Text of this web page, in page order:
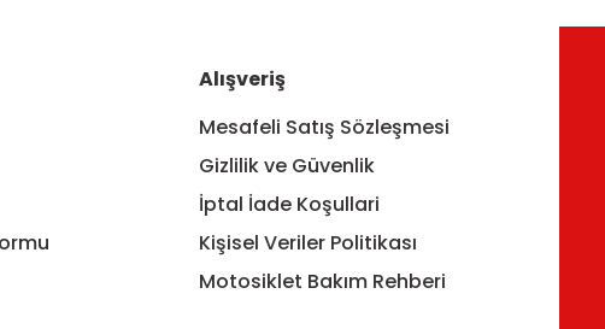
Alışveriş
Mesafeli Satış Sözleşmesi
Gizlilik ve Güvenlik
İptal İade Koşullari
Kişisel Veriler Politikası
Motosiklet Bakım Rehberi